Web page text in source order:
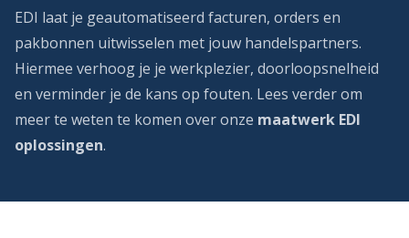
EDI laat je geautomatiseerd facturen, orders en
pakbonnen uitwisselen met jouw handelspartners.
Hiermee verhoog je je werkplezier, doorloopsnelheid
en verminder je de kans op fouten. Lees verder om
meer te weten te komen over onze maatwerk EDI
oplossingen.